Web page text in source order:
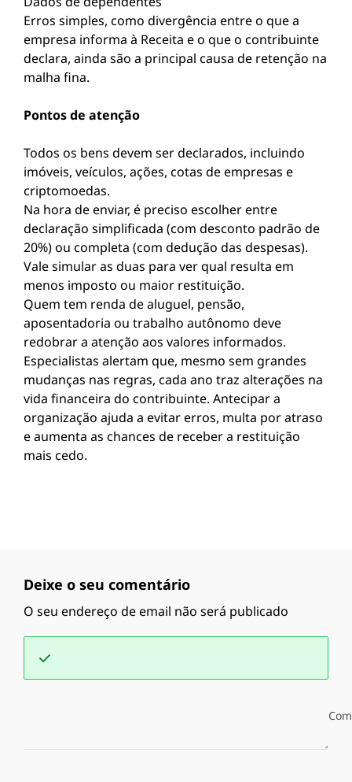
Erros simples, como divergência entre o que a
empresa informa à Receita e o que o contribuinte
declara, ainda são a principal causa de retenção na
malha fina.
Pontos de atenção
Todos os bens devem ser declarados, incluindo
imóveis, veículos, ações, cotas de empresas e
criptomoedas.
Na hora de enviar, é preciso escolher entre
declaração simplificada (com desconto padrão de
20%) ou completa (com dedução das despesas).
Vale simular as duas para ver qual resulta em
menos imposto ou maior restituição.
Quem tem renda de aluguel, pensão,
aposentadoria ou trabalho autônomo deve
redobrar a atenção aos valores informados.
Especialistas alertam que, mesmo sem grandes
mudanças nas regras, cada ano traz alterações na
vida financeira do contribuinte. Antecipar a
organização ajuda a evitar erros, multa por atraso
e aumenta as chances de receber a restituição
mais cedo.
Deixe o seu comentário
O seu endereço de email não será publicado